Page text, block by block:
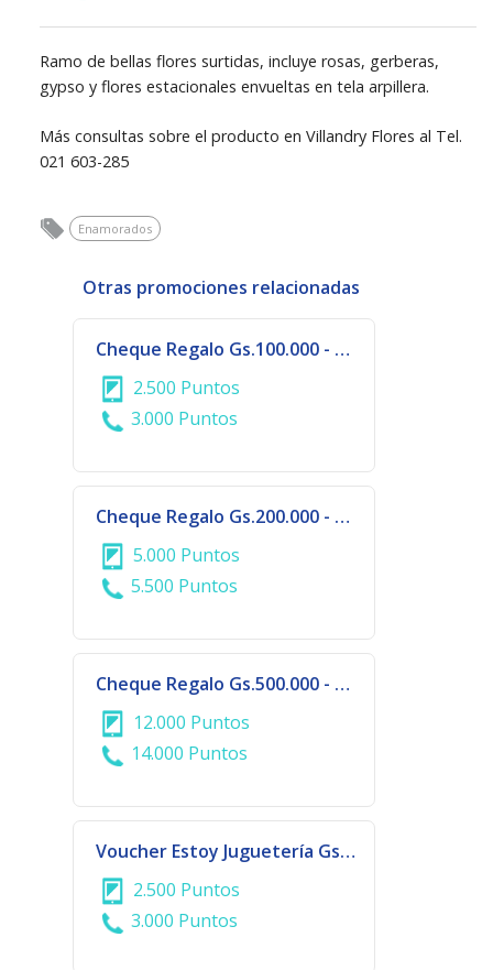
Ramo de bellas flores surtidas, incluye rosas, gerberas,
gypso y flores estacionales envueltas en tela arpillera.
Más consultas sobre el producto en Villandry Flores al Tel.
021 603-285
Enamorados
Otras promociones relacionadas
Cheque Regalo Gs.100.000 - DALAS COLLECTION - CIUDAD DEL ESTE
2.500 Puntos
3.000 Puntos
Cheque Regalo Gs.200.000 - DALAS COLLECTION - CIUDAD DEL ESTE
5.000 Puntos
5.500 Puntos
Cheque Regalo Gs.500.000 - DALAS COLLECTION - CIUDAD DEL ESTE
12.000 Puntos
14.000 Puntos
Voucher Estoy Juguetería Gs. 100.000
2.500 Puntos
3.000 Puntos